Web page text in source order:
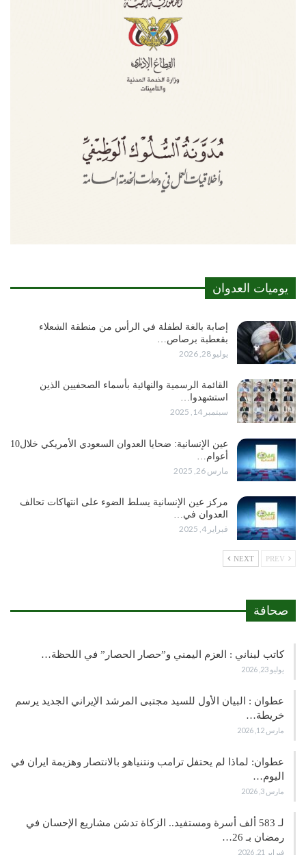
يوميات العدوان
إصابة بالغة لطفلة في الرأس من منطقة الشعلاء
بقعطبة برصاص…
يوليو 28, 2026
القائمة الرسمية والنهائية بأسماء الصحفيين الذين
استشهدوا…
سبتمبر 14, 2025
عين الإنسانية: ضحايا العدوان السعودي الأمريكي خلال10
أعوام…
مارس 26, 2025
مركز عين الإنسانية يسلط الضوء على انتهاكات تحالف
العدوان في…
فبراير 4, 2025
NEXT
صحافة
كاتب لبناني : العزم اليمني و”حصار الحصار” في اللحظة…
يوليو 23, 2026
عطوان : البيان الأول للسيد مجتبى المرشد الإيراني الجديد يرسم
خريطة…
مارس 12, 2026
عطوان: لماذا لم يحتفل ترامب ونتنياهو بالانتصار وهزيمة ايران في
اليوم…
مارس 3, 2026
لـ 583 ألف أسرة ومستفيد.. الزكاة تدشن مشاريع الإحسان في
رمضان بـ 26…
فبراير 21, 2026